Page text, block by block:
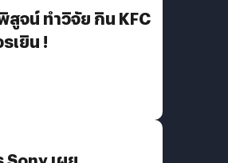
สูจน์ ทำวิจัย กิน KFC
เยิน !